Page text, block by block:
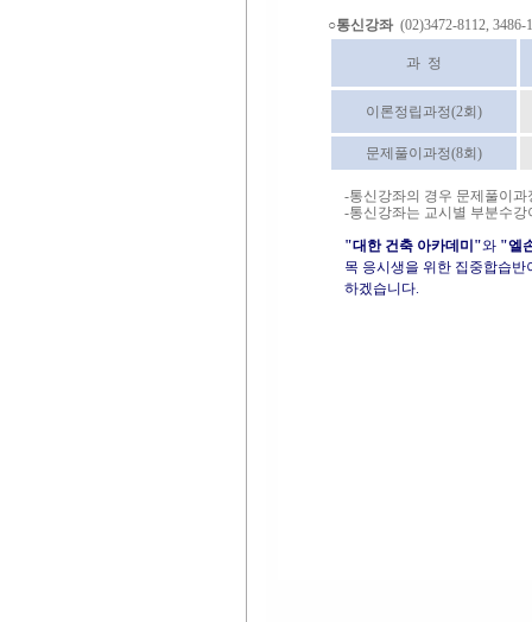
○통신강좌 (02)3472-8112, 3486-
과 정
이론정립과정(2회)
문제풀이과정(8회)
-통신강좌의 경우 문제풀이
-통신강좌는 교시별 부분수강
"대한 건축 아카데미"와 "엘
목 응시생을 위한 집중합습
하겠습니다.